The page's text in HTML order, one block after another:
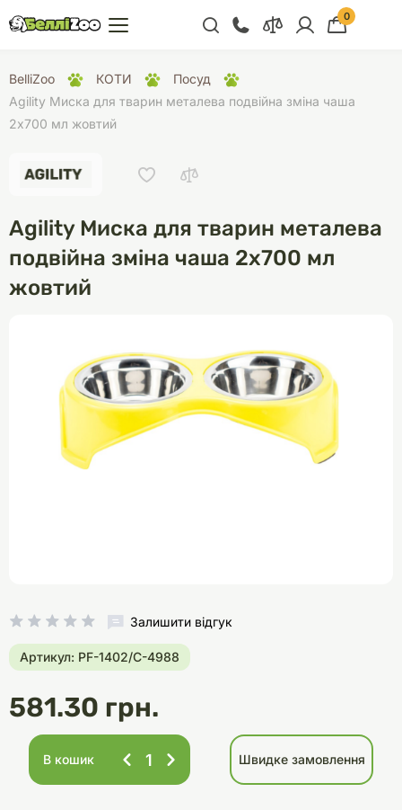
+38 (068) 300 91 91
Відділ продажу
+38 (068) 479 28
0
BelliZoo КОТИ
Посуд
Agility Миска для тварин металева подвійна зміна чаша
2х700 мл жовтий
Agility Миска для тварин металева
подвійна зміна чаша 2х700 мл
жовтий
Залишити відгук
Артикул: PF-1402/С-4988
581.30 грн.
В кошик Швидке замовлення